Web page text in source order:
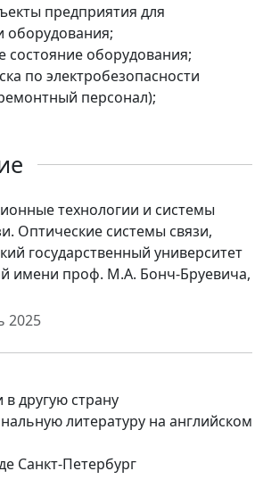
предприятия для
оборудования;
состояние оборудования;
по электробезопасности
персонал);
технологии и системы
Оптические системы связи,
государственный университет
имени проф. М.А. Бонч-Бруевича,
2025
в другую страну
литературу на английском
Санкт-Петербург